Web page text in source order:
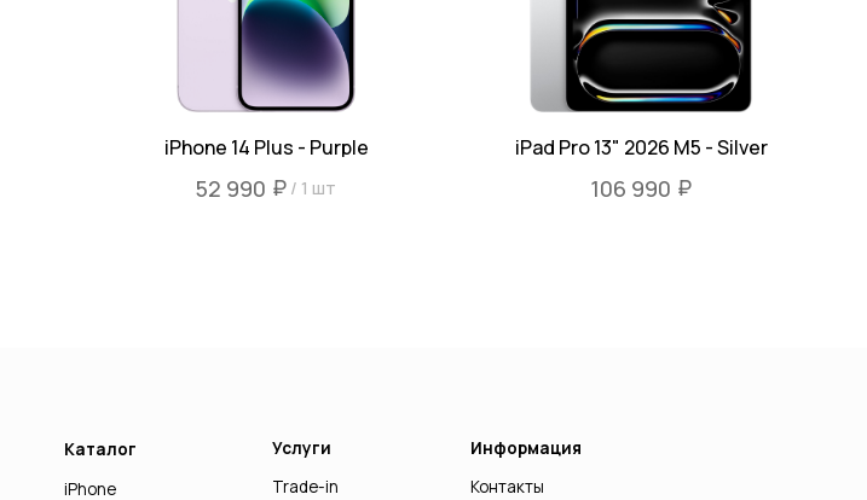
iPhone 14 Plus - Purple
52 990 ₽ / 1 шт
iPad Pro 13" 2026 M5 - Silver
106 990 ₽